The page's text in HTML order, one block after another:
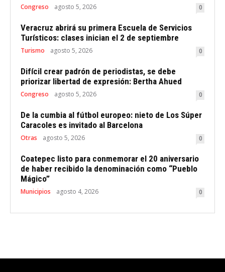
Congreso agosto 5, 2026 0
Veracruz abrirá su primera Escuela de Servicios
Turísticos: clases inician el 2 de septiembre
Turismo agosto 5, 2026 0
Difícil crear padrón de periodistas, se debe
priorizar libertad de expresión: Bertha Ahued
Congreso agosto 5, 2026 0
De la cumbia al fútbol europeo: nieto de Los Súper
Caracoles es invitado al Barcelona
Otras agosto 5, 2026 0
Coatepec listo para conmemorar el 20 aniversario
de haber recibido la denominación como “Pueblo
Mágico”
Municipios agosto 4, 2026 0